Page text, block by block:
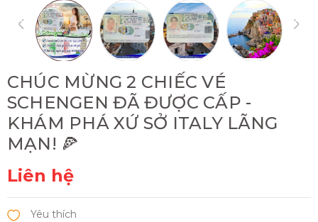
CHÚC MỪNG 2 CHIẾC VÉ
SCHENGEN ĐÃ ĐƯỢC CẤP -
KHÁM PHÁ XỨ SỞ ITALY LÃNG
MẠN! 🍕
Liên hệ